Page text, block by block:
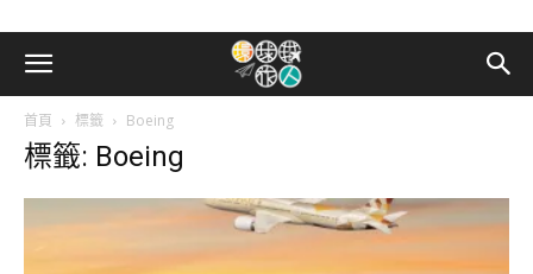
首頁 標籤 Boeing
標籤: Boeing